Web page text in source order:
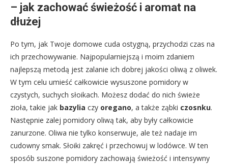
– jak zachować świeżość i aromat na
dłużej
Po tym, jak Twoje domowe cuda ostygną, przychodzi czas na
ich przechowywanie. Najpopularniejszą i moim zdaniem
najlepszą metodą jest zalanie ich dobrej jakości oliwą z oliwek.
W tym celu umieść całkowicie wysuszone pomidory w
czystych, suchych słoikach. Możesz dodać do nich świeże
zioła, takie jak bazylia czy oregano, a także ząbki czosnku.
Następnie zalej pomidory oliwą tak, aby były całkowicie
zanurzone. Oliwa nie tylko konserwuje, ale też nadaje im
cudowny smak. Słoiki zakręć i przechowuj w lodówce. W ten
sposób suszone pomidory zachowają świeżość i intensywny